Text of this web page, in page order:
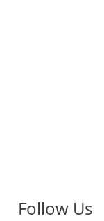
Follow Us